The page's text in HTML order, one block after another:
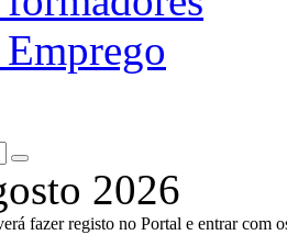
2026
fazer registo no Portal e entrar com